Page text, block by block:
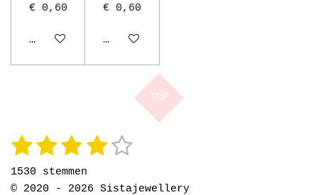
€ 0,60
Houd mij op de hoogte
€ 0,60
Houd mij op de hoogte
TOP
R
a
t
1
s
2
s
3
s
4
s
5
S
m
1530 stemmen
© 2020 - 2026 Sistajewellery